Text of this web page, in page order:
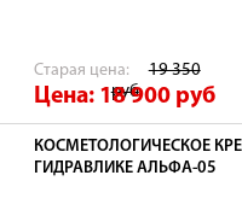
Cтарая цена:
19 350
руб
Цена: 18 900 руб
КОСМЕТОЛОГИЧЕСКОЕ
ГИДРАВЛИКЕ АЛЬФА-05